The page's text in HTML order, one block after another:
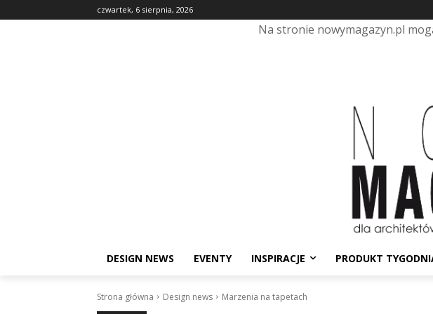
czwartek, 6 sierpnia, 2026
Na stronie nowymagazyn.pl
DESIGN NEWS EVENTY INSPIRACJE PRODUKT
Strona główna Design news Marzenia na tapetach